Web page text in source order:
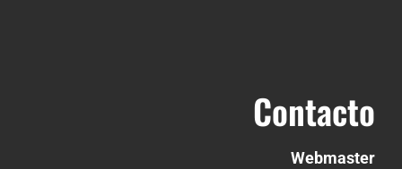
Contacto
Webmaster